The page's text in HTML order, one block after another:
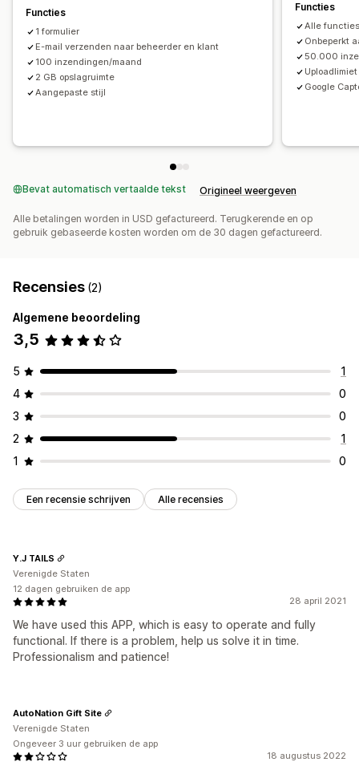
Formulierlimieten
Functies
1 formulier
E-mail verzenden naar beheerder en klant
100 inzendingen/maand
2 GB opslagruimte
Aangepaste stijl
Functies
Alle
Onbeperkt
50.000
Google
Bevat automatisch vertaalde tekst Origineel weergeven
Alle betalingen worden in USD gefactureerd. Terugkerende en op
gebruik gebaseerde kosten worden om de 30 dagen gefactureerd.
Recensies (2)
Algemene beoordeling
3,5
5
1
4
0
3
0
2
1
1
0
Een recensie schrijven Alle recensies
28 april 2021
We have used this APP, which is easy to operate and fully
functional. If there is a problem, help us solve it in time.
Professionalism and patience!
Y.J TAILS
Verenigde Staten
12 dagen gebruiken de app
18 augustus 2022
AutoNation Gift Site
Verenigde Staten
Ongeveer 3 uur gebruiken de app